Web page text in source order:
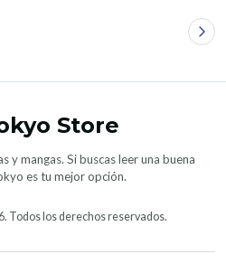
Store
y mangas. Si buscas leer una buena
es tu mejor opción.
Todos los derechos reservados.